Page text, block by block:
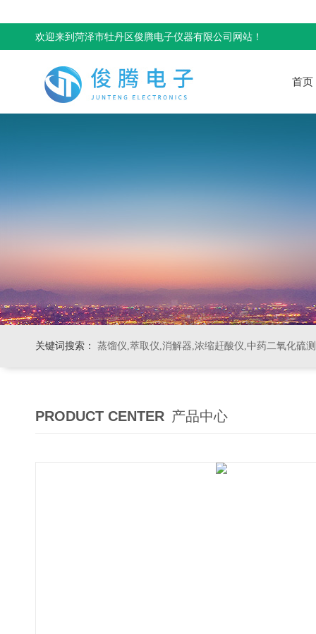
欢迎来到菏泽市牡丹区俊腾电子仪器有限公司网站！
首页
关键词搜索： 蒸馏仪,萃取仪,消解器,浓缩赶酸仪,中药二氧化硫
PRODUCT CENTER 产品中心